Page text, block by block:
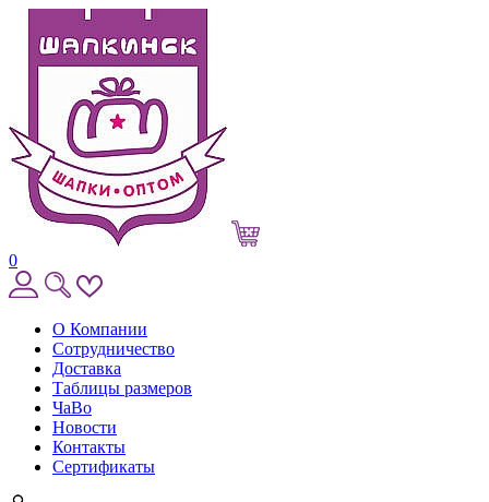
0
О Компании
Сотрудничество
Доставка
Таблицы размеров
ЧаВо
Новости
Контакты
Сертификаты